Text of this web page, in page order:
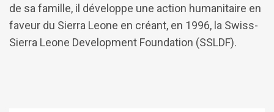
de sa famille, il développe une action humanitaire en
faveur du Sierra Leone en créant, en 1996, la Swiss-
Sierra Leone Development Foundation (SSLDF).